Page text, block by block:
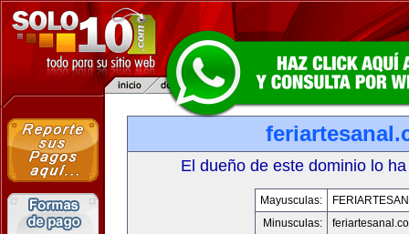
El dueño de este dominio lo
Mayusculas:
Minusculas: